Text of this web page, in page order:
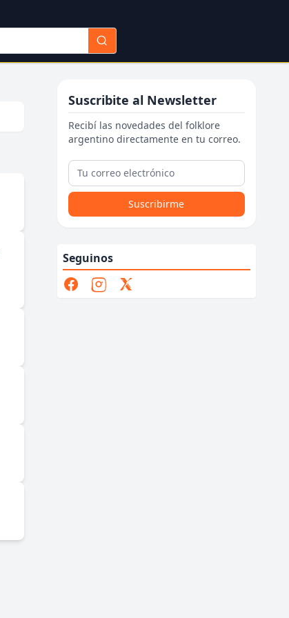
Suscribite al Newsletter
Recibí las novedades del folklore
argentino directamente en tu correo.
Suscribirme
Seguinos